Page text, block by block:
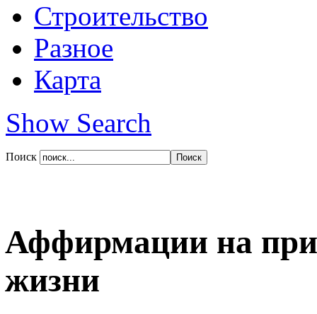
Строительство
Разное
Карта
Show Search
Поиск
Аффирмации на
жизни